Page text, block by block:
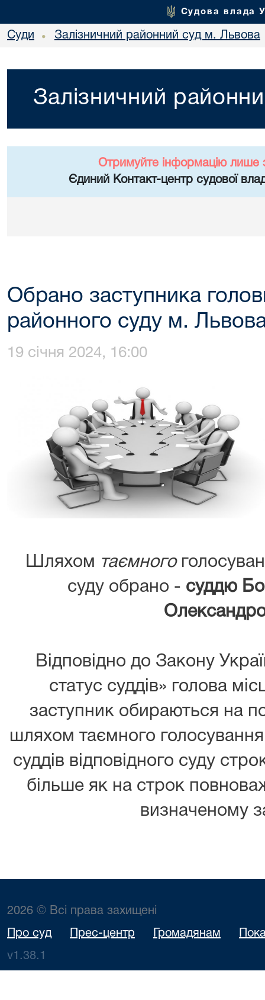
Судова влада
Суди • Залізничний районний суд м. Львова
Залізничний
Отримуйте інформацію лише
Єдиний Контакт-центр судової
Обрано заступника
районного суду м.
19 січня 2024, 16:00
Шляхом таємного
суду обрано - суддю
Відповідно до Закону
статус суддів» голова
заступник обираються на
шляхом таємного голосування
суддів відповідного суду
більше як на строк
визначеному
2026 © Всі права захищені
Про суд Прес-центр Громадянам
v1.38.1